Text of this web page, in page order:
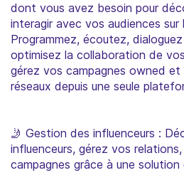
dont vous avez besoin pour
interagir avec vos audiences sur
Programmez, écoutez,
optimisez la collaboration de
gérez vos campagnes owned et
réseaux depuis une seule
🤳 Gestion des influenceurs :
influenceurs, gérez vos
campagnes grâce à une solution